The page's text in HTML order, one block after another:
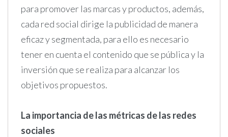
para promover las marcas y productos, además,
cada red social dirige la publicidad de manera
eficaz y segmentada, para ello es necesario
tener en cuenta el contenido que se pública y la
inversión que se realiza para alcanzar los
objetivos propuestos.
La importancia de las métricas de las redes
sociales